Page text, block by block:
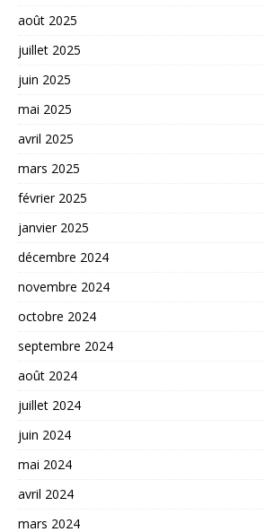
août 2025
juillet 2025
juin 2025
mai 2025
avril 2025
mars 2025
février 2025
janvier 2025
décembre 2024
novembre 2024
octobre 2024
septembre 2024
août 2024
juillet 2024
juin 2024
mai 2024
avril 2024
mars 2024